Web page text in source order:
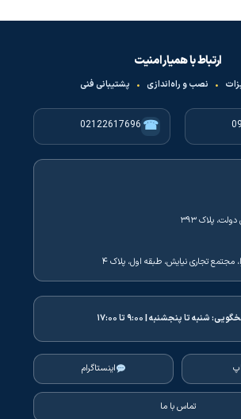
ارتباط با همیار امنیت
• نصب و راه‌اندازی • پشتیبانی فنی
☎
02122617696
پلاک ۳۹۳
مجتمع تجاری نیایش، طبقه اول، پلاک ۴
شنبه تا پنجشنبه | ۹:۰۰ تا ۱۷:۰۰
اینستاگرام
تماس با ما